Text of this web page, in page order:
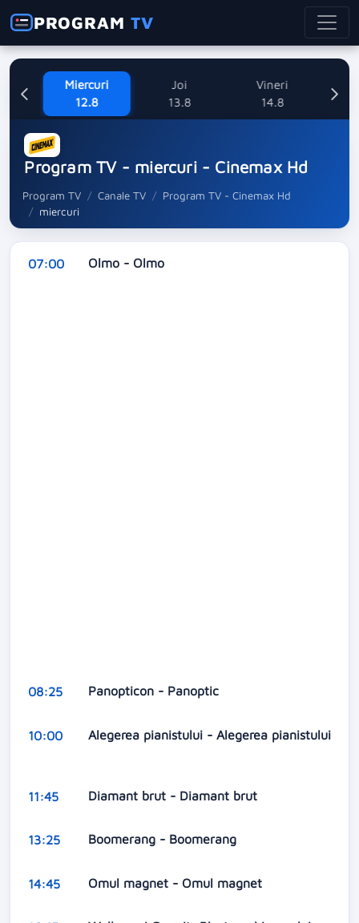
PROGRAMTV
Miercuri
12.8
Joi
13.8
Vineri
14.8
Program TV - miercuri - Cinemax Hd
Program TV Canale TV
Program TV - Cinemax Hd
miercuri
07:00 Olmo - Olmo
08:25 Panopticon - Panoptic
10:00 Alegerea pianistului - Alegerea pianistului
11:45 Diamant brut - Diamant brut
13:25 Boomerang - Boomerang
14:45 Omul magnet - Omul magnet